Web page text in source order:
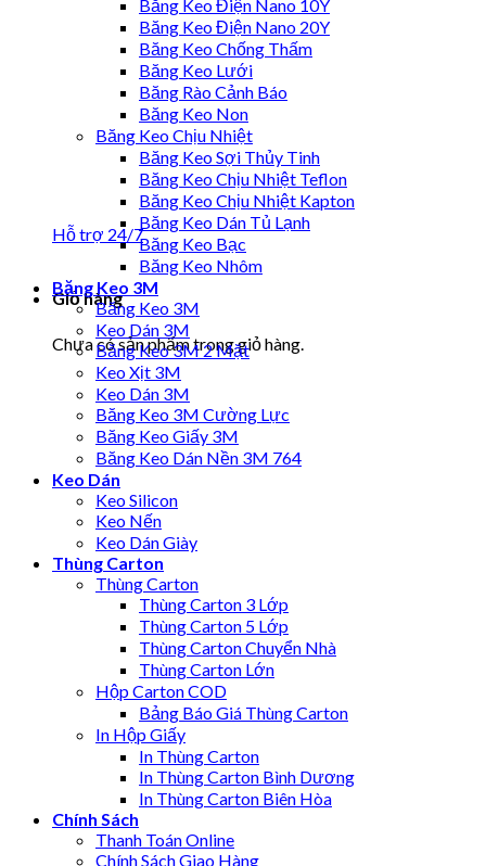
Hỗ trợ 24/7
Giỏ hàng
Chưa có sản phẩm trong giỏ hàng.
Băng Keo Điện Nano 10Y
Băng Keo Điện Nano 20Y
Băng Keo Chống Thấm
Băng Keo Lưới
Băng Rào Cảnh Báo
Băng Keo Non
Băng Keo Chịu Nhiệt
Băng Keo Sợi Thủy Tinh
Băng Keo Chịu Nhiệt Teflon
Băng Keo Chịu Nhiệt Kapton
Băng Keo Dán Tủ Lạnh
Băng Keo Bạc
Băng Keo Nhôm
Băng Keo 3M
Băng Keo 3M
Keo Dán 3M
Băng Keo 3M 2 Mặt
Keo Xịt 3M
Keo Dán 3M
Băng Keo 3M Cường Lực
Băng Keo Giấy 3M
Băng Keo Dán Nền 3M 764
Keo Dán
Keo Silicon
Keo Nến
Keo Dán Giày
Thùng Carton
Thùng Carton
Thùng Carton 3 Lớp
Thùng Carton 5 Lớp
Thùng Carton Chuyển Nhà
Thùng Carton Lớn
Hộp Carton COD
Bảng Báo Giá Thùng Carton
In Hộp Giấy
In Thùng Carton
In Thùng Carton Bình Dương
In Thùng Carton Biên Hòa
Chính Sách
Thanh Toán Online
Chính Sách Giao Hàng